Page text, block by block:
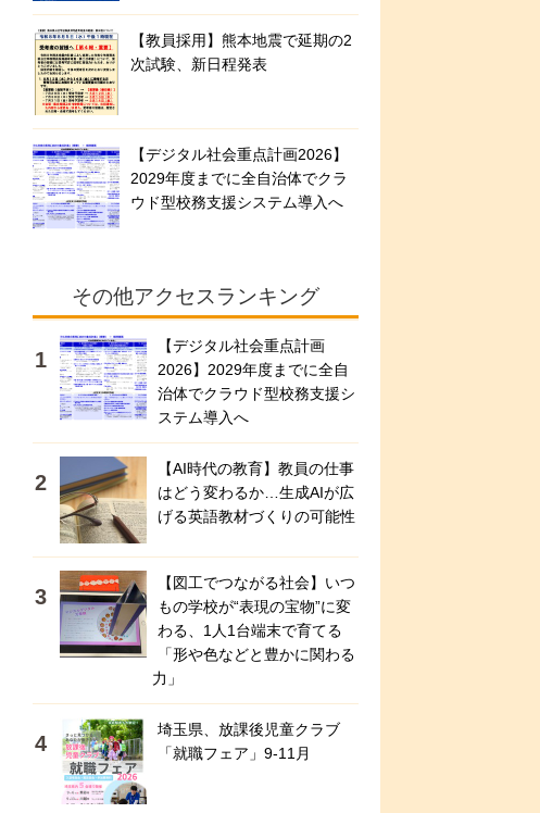
【教員採用】熊本地震で延期の2
次試験、新日程発表
【デジタル社会重点計画2026】
2029年度までに全自治体でクラ
ウド型校務支援システム導入へ
その他アクセスランキング
【デジタル社会重点計画
2026】2029年度までに全自
治体でクラウド型校務支援シ
ステム導入へ
【AI時代の教育】教員の仕事
はどう変わるか…生成AIが広
げる英語教材づくりの可能性
【図工でつながる社会】いつ
もの学校が“表現の宝物”に変
わる、1人1台端末で育てる
「形や色などと豊かに関わる
力」
埼玉県、放課後児童クラブ
「就職フェア」9-11月